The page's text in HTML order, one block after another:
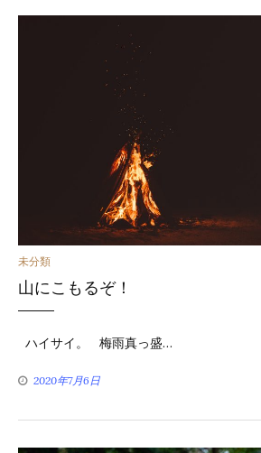
カ
テ
ー
未分類
山にこもるぞ！
ハイサイ。 梅雨真っ盛…
2020年7月6日